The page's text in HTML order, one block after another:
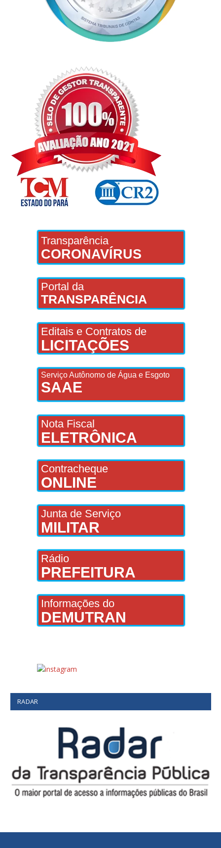
Transparência
CORONAVÍRUS
Portal da
TRANSPARÊNCIA
Editais e Contratos de
LICITAÇÕES
Serviço Autônomo de Água e Esgoto
SAAE
Nota Fiscal
ELETRÔNICA
Contracheque
ONLINE
Junta de Serviço
MILITAR
Rádio
PREFEITURA
Informações do
DEMUTRAN
RADAR